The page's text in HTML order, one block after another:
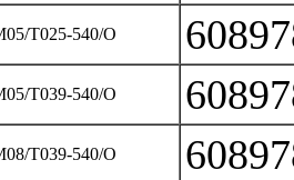
T025‐540/O
T039‐540/O
T039‐540/O